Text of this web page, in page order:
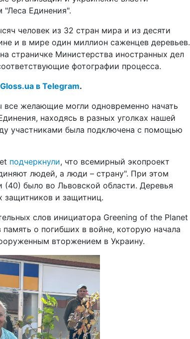
"Леса Единения".
человек из 32 стран мира и из десяти
и в мире один миллион саженцев деревьев.
на страничке Министерства иностранных дел
фотографии процесса.
в Telegram.
все желающие могли одновременно начать
находясь в разных уголках нашей
участниками была подключена с помощью
подчеркнули, что всемирный экопроект
людей, а люди – страну". При этом
было во Львовской области. Деревья
защитников и защитниц.
слов инициатора Greening of the Planet
о погибших в войне, которую начала
вторжением в Украину.